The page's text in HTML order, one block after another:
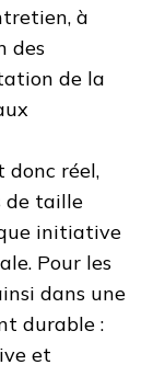
à
des
de la
donc réel,
de taille
initiative
Pour les
dans une
durable :
et